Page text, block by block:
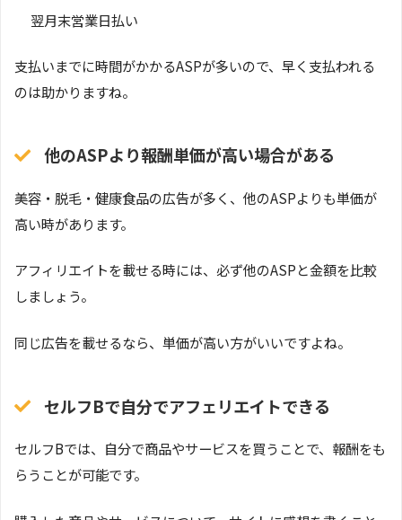
翌月末営業日払い
支払いまでに時間がかかるASPが多いので、早く支払われる
のは助かりますね。
他のASPより報酬単価が高い場合がある
美容・脱毛・健康食品の広告が多く、他のASPよりも単価が
高い時があります。
アフィリエイトを載せる時には、必ず他のASPと金額を比較
しましょう。
同じ広告を載せるなら、単価が高い方がいいですよね。
セルフBで自分でアフェリエイトできる
セルフBでは、自分で商品やサービスを買うことで、報酬をも
らうことが可能です。